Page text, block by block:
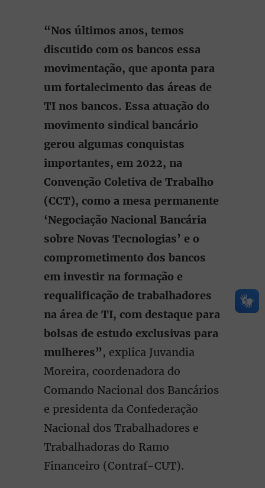
“Nos últimos anos, temos
discutido com os bancos essa
movimentação, que aponta para
um fortalecimento das áreas de
TI nos bancos. Essa atuação do
movimento sindical bancário
gerou algumas conquistas
importantes, em 2022, na
Convenção Coletiva de Trabalho
(CCT), como a mesa permanente
‘Negociação Nacional Bancária
sobre Novas Tecnologias’ e o
comprometimento dos bancos
em investir na formação e
requalificação de trabalhadores
na área de TI, com destaque para
bolsas de estudo exclusivas para
mulheres”, explica Juvandia
Moreira, coordenadora do
Comando Nacional dos Bancários
e presidenta da Confederação
Nacional dos Trabalhadores e
Trabalhadoras do Ramo
Financeiro (Contraf-CUT).